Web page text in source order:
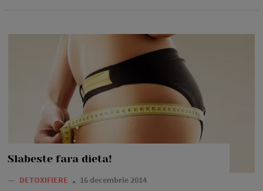
Slabeste fara dieta!
— DETOXIFIERE 16 decembrie 2014